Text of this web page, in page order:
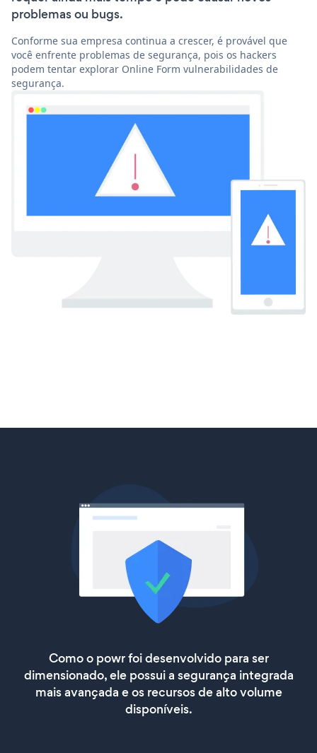
problemas ou bugs.
Conforme sua empresa continua a crescer, é provável que
você enfrente problemas de segurança, pois os hackers
podem tentar explorar Online Form vulnerabilidades de
segurança.
Como o powr foi desenvolvido para ser
dimensionado, ele possui a segurança integrada
mais avançada e os recursos de alto volume
disponíveis.